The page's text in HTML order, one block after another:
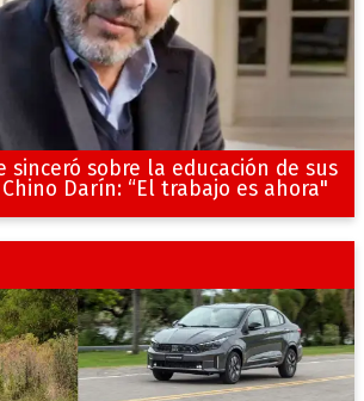
sinceró sobre la educación de sus
Darín: “El trabajo es ahora"